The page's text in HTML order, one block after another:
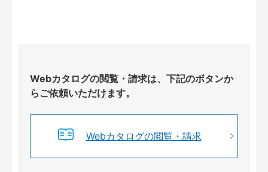
Webカタログの閲覧・請求は、下記のボタンか
らご依頼いただけます。
Webカタログの閲覧・請求